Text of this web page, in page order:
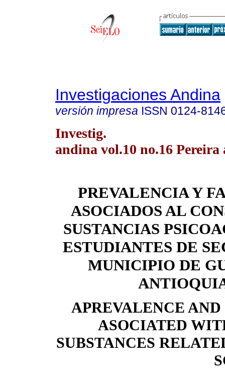
Investigaciones Andina
versión impresa ISSN 0124-
Investig.
andina vol.10 no.16 Pereira
PREVALENCIA Y
ASOCIADOS AL
SUSTANCIAS
ESTUDIANTES DE
MUNICIPIO DE
APREVALENCE AND
ASOCIATED
SUBSTANCES